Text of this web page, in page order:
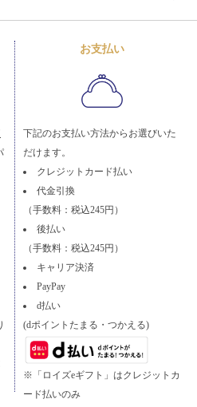
お支払い
下記のお支払い方法からお選びいた
だけます。
クレジットカード払い
代金引換
（手数料：税込245円）
後払い
（手数料：税込245円）
キャリア決済
PayPay
d払い
(dポイントたまる・つかえる)
※「ロイズeギフト」はクレジットカ
ード払いのみ